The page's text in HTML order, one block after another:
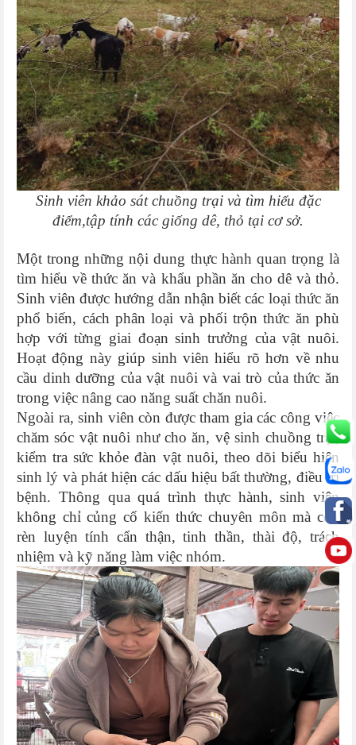
Sinh viên khảo sát chuồng trại và tìm hiểu đặc
điểm,tập tính các giống dê, thỏ tại cơ sở.
Một trong những nội dung thực hành quan trọng là
tìm hiểu về thức ăn và khẩu phần ăn cho dê và thỏ.
Sinh viên được hướng dẫn nhận biết các loại thức ăn
phổ biến, cách phân loại và phối trộn thức ăn phù
hợp với từng giai đoạn sinh trưởng của vật nuôi.
Hoạt động này giúp sinh viên hiểu rõ hơn về nhu
cầu dinh dưỡng của vật nuôi và vai trò của thức ăn
trong việc nâng cao năng suất chăn nuôi.
Ngoài ra, sinh viên còn được tham gia các công việc
chăm sóc vật nuôi như cho ăn, vệ sinh chuồng trại,
kiểm tra sức khỏe đàn vật nuôi, theo dõi biểu hiện
sinh lý và phát hiện các dấu hiệu bất thường, điều trị
bệnh. Thông qua quá trình thực hành, sinh viên
không chỉ củng cố kiến thức chuyên môn mà còn
rèn luyện tính cẩn thận, tinh thần, thài độ, trách
nhiệm và kỹ năng làm việc nhóm.